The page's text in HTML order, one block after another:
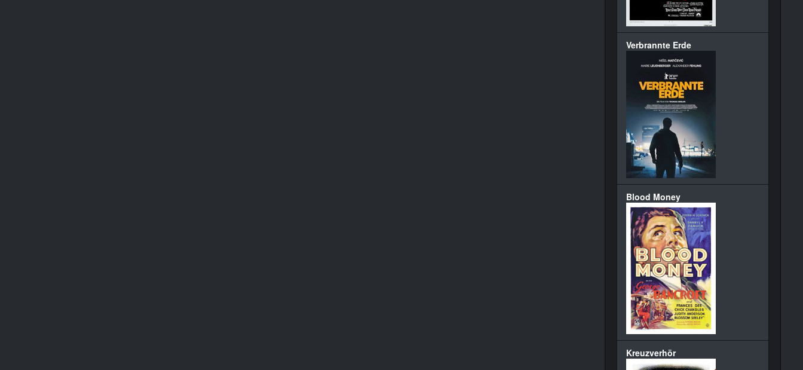
Verbrannte Erde
Blood Money
Kreuzverhör